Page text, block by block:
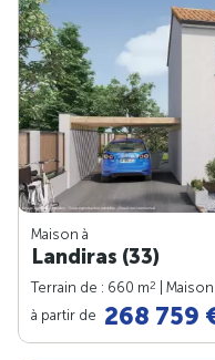
Maison à
Landiras (33)
Terrain de : 660 m2 |
à partir de 268 759